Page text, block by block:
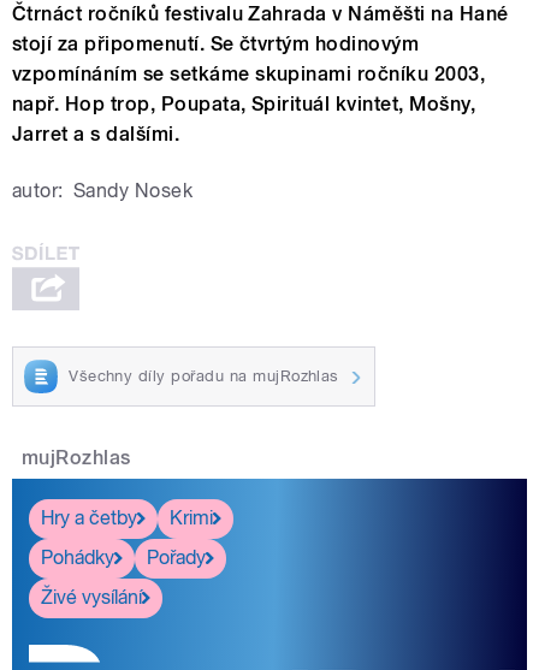
Čtrnáct ročníků festivalu Zahrada v Náměšti na Hané
stojí za připomenutí. Se čtvrtým hodinovým
vzpomínáním se setkáme skupinami ročníku 2003,
např. Hop trop, Poupata, Spirituál kvintet, Mošny,
Jarret a s dalšími.
autor: Sandy Nosek
Všechny díly pořadu na mujRozhlas
mujRozhlas
Hry a četby
Krimi
Pohádky
Pořady
Živé vysílání